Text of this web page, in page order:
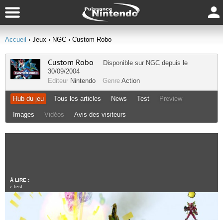
Accueil › Jeux › NGC › Custom Robo
Custom Robo Disponible sur NGC depuis le
30/09/2004
Editeur Nintendo Genre Action
Hub du jeu Tous les articles News Test Preview
Images Vidéos Avis des visiteurs
À LIRE :
› Test